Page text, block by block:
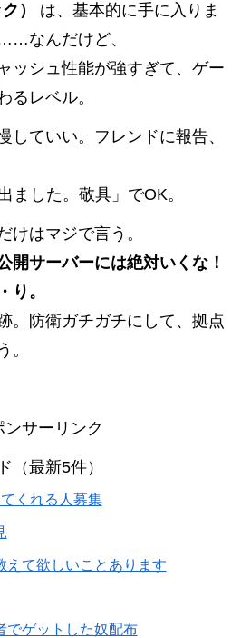
）
は、基本的に手に入りま
なんだけど、
ッシュ性能が強すぎて、ゲー
るレベル。
していい。フレンドに報告、
ました。敬具」でOK。
けはマジで言う。
開サーバーには絶対いくな！
り。
。防衛ガチガチにして、拠点
。
ンサーリンク
（最新5件）
くれる人募集
えて欲しいことあります
でゲットした奴配布